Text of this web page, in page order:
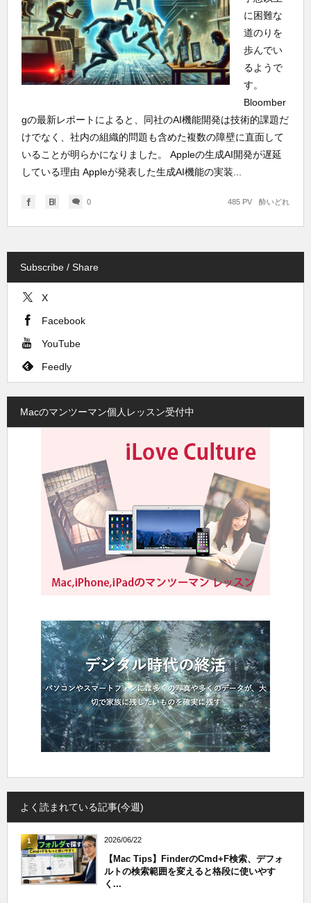
に困難な
道のりを
歩んでい
るようで
す。
Bloomber
gの最新レポートによると、同社のAI機能開発は技術的課題だ
けでなく、社内の組織的問題も含めた複数の障壁に直面して
いることが明らかになりました。 Appleの生成AI開発が遅延
している理由 Appleが発表した生成AI機能の実装...
0 酔いどれ
485 PV
Subscribe / Share
X
Facebook
YouTube
Feedly
Macのマンツーマン個人レッスン受付中
よく読まれている記事(今週)
1 2026/06/22
【Mac Tips】FinderのCmd+F検索、デフォ
ルトの検索範囲を変えると格段に使いやす
く...